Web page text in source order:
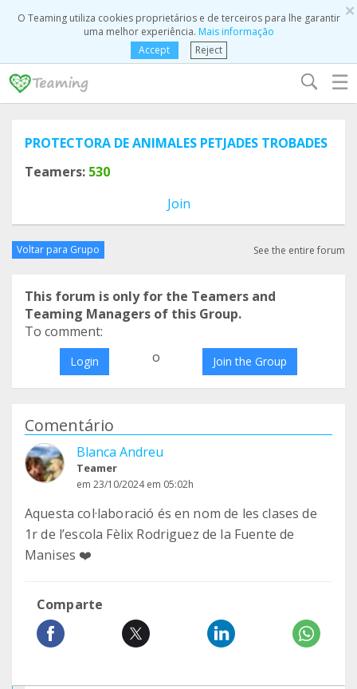
×
O Teaming utiliza cookies proprietários e de terceiros para lhe garantir
uma melhor experiência. Mais informação
Accept
Reject
☰
PROTECTORA DE ANIMALES PETJADES TROBADES
Teamers: 530
Join
Voltar para Grupo See the entire forum
This forum is only for the Teamers and
Teaming Managers of this Group.
To comment:
Login o Join the Group
Comentário
Blanca Andreu
Teamer
em 23/10/2024 em 05:02h
Aquesta col·laboració és en nom de les clases de
1r de l’escola Fèlix Rodriguez de la Fuente de
Manises ❤️
Comparte